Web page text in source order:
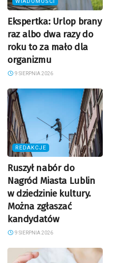
Ekspertka: Urlop brany
raz albo dwa razy do
roku to za mało dla
organizmu
9 SIERPNIA 2026
REDAKCJE
Ruszył nabór do
Nagród Miasta Lublin
w dziedzinie kultury.
Można zgłaszać
kandydatów
9 SIERPNIA 2026